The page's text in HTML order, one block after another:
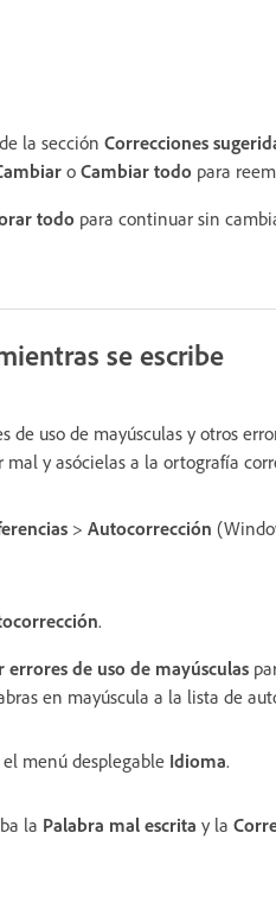
la sección Correcciones
o Cambiar todo para
todo para continuar sin
se escribe
de uso de mayúsculas y otros
mal y asócielas a la ortografía
> Autocorrección
.
de uso de mayúsculas
en mayúscula a la lista de
menú desplegable Idioma.
la Palabra mal escrita y la